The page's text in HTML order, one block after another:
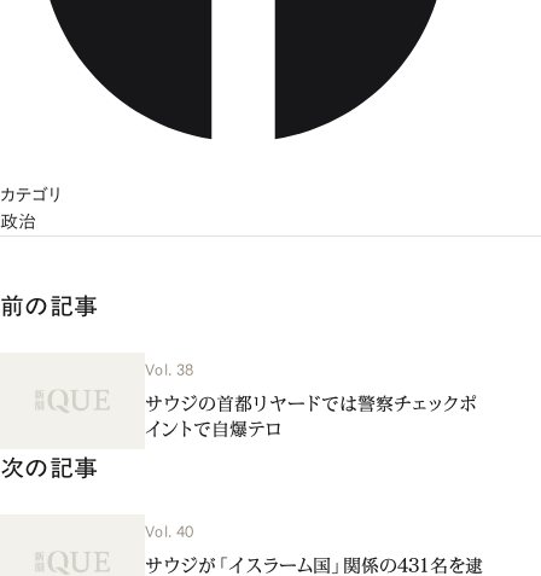
カテゴリ
政治
前の記事
Vol. 38
サウジの首都リヤードでは警察チェックポ
イントで自爆テロ
次の記事
Vol. 40
サウジが「イスラーム国」関係の431名を逮